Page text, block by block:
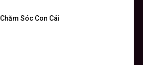
Sóc Con Cái